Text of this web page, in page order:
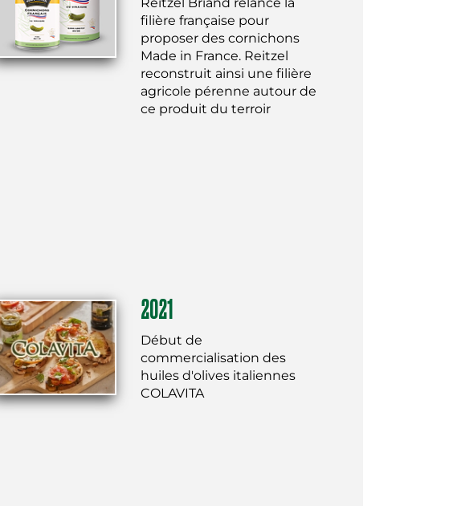
filière française pour
proposer des cornichons
Made in France. Reitzel
reconstruit ainsi une filière
agricole pérenne autour de
ce produit du terroir
2021
Début de
commercialisation des
huiles d'olives italiennes
COLAVITA